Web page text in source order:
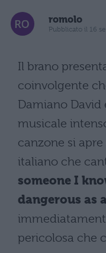
romolo
Pubblicato il 16
Il brano
coinvolgente
Damiano David
musicale
canzone si
italiano che
someone I
dangerous as
pericolosa che